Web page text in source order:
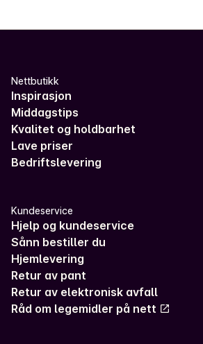
Nettbutikk
Inspirasjon
Middagstips
Kvalitet og holdbarhet
Lave priser
Bedriftslevering
Kundeservice
Hjelp og kundeservice
Sånn bestiller du
Hjemlevering
Retur av pant
Retur av elektronisk avfall
Råd om legemidler på nett